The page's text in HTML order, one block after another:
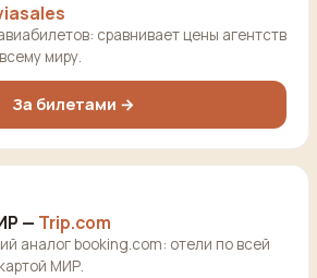
сравнивает цены агентств
миру.
За билетами →
— Trip.com
аналог booking.com: отели по всей
МИР.